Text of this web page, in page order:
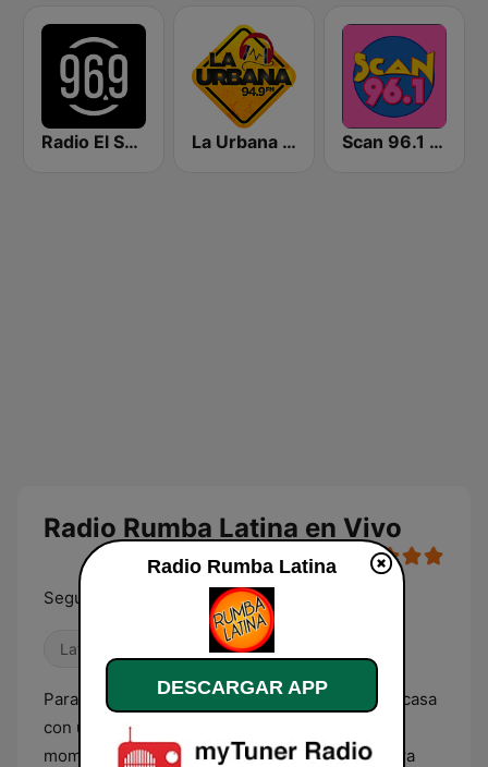
Radio El Salvador | 96.9 FM La Urbana 94.9 FM Scan 96.1 FM
Radio Rumba Latina en Vivo
Seguimos imparables
Latino
Para los salvadoreños que buscan el sabor de casa
con una banda sonora que acompaña cada
momento,Radio Rumba Latinaes la compañera
Radio Rumba Latina
DESCARGAR APP